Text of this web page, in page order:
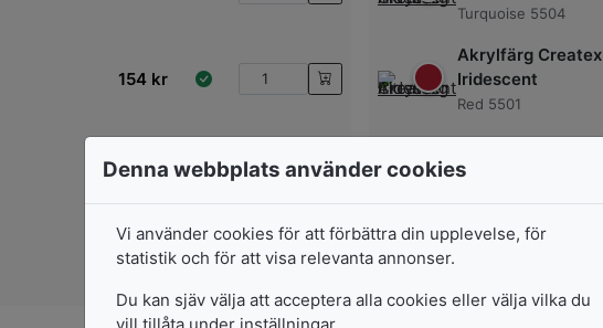
154 kr
154kr
154kr
Turquoise 5504
Akrylfärg Createx
Iridescent
Red 5501
Iridescent
Denna webbplats använder cookies
Vi använder cookies för att förbättra din upplevelse, för
statistik och för att visa relevanta annonser.
Du kan sjäv välja att acceptera alla cookies eller välja vilka du